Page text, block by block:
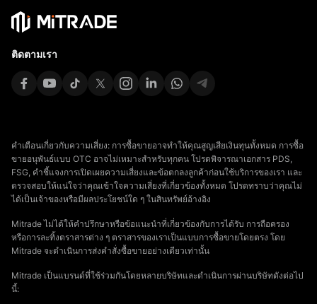
ติดตามเรา
คำเตือนเกี่ยวกับความเสี่ยง: การซื้อขายอาจทำให้คุณสูญเสียเงินทุนทั้งหมด การซื้อ
ขายอนุพันธ์แบบ OTC อาจไม่เหมาะสำหรับทุกคน โปรดพิจารณาเอกสาร PDS,
FSG, คำชี้แจงการเปิดเผยความเสี่ยงและข้อตกลงลูกค้าก่อนใช้บริการของเรา และ
ตรวจสอบให้แน่ใจว่าคุณเข้าใจความเสี่ยงที่เกี่ยวข้องทั้งหมด โปรดทราบว่าคุณไม่
ได้เป็นเจ้าของหรือมีผลประโยชน์ใด ๆ ในสินทรัพย์อ้างอิง
Mitrade ไม่ได้ให้คำปรึกษาหรือข้อแนะนำที่เกี่ยวข้องกับการได้รับ การถือครอง
หรือการละทิ้งตราสารต่าง ๆ ตราสารของเราเป็นแบบการซื้อขายโดยตรง โดย
Mitrade จะดำเนินการส่งคำสั่งซื้อขายอย่างเดียวเท่านั้น
Mitrade เป็นแบรนด์ที่ใช้ร่วมกันโดยหลายบริษัทและดำเนินการผ่านบริษัทดังต่อไป
นี้: